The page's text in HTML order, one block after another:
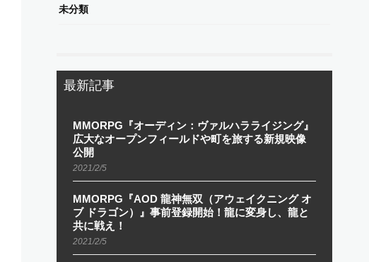
未分類
最新記事
MMORPG『オーディン：ヴァルハラライジング』
広大なオープンフィールドや町を旅する新規映像
公開
2021/2/5
MMORPG『AOD 龍神無双（アウェイクニング オ
ブ ドラゴン）』事前登録開始！龍に変身し、龍と
共に戦え！
2021/2/5